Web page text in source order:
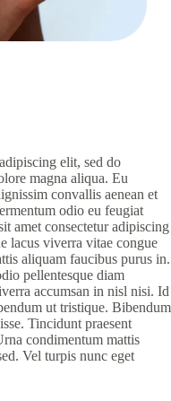
elit, sed do
magna aliqua. Eu
convallis aenean et
odio eu feugiat
amet consectetur adipiscing
lacus viverra vitae congue
aliquam faucibus purus in.
pellentesque diam
accumsan in nisl nisi. Id
ut tristique. Bibendum
Tincidunt praesent
condimentum mattis
Vel turpis nunc eget